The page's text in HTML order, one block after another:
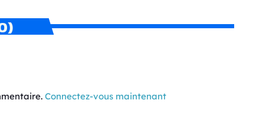
Connectez-vous maintenant